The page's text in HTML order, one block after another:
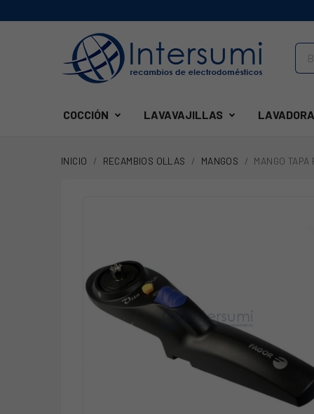
COCCIÓN LAVAVAJILLAS
INICIO RECAMBIOS OLLAS MANGOS MANGO